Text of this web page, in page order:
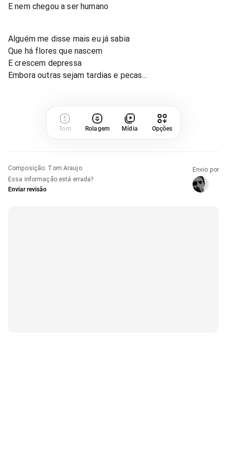
E nem chegou a ser humano
Alguém me disse mais eu já sabia
Que há flores que nascem
E crescem depressa
Embora outras sejam tardias e pecas...
Tom Rolagem Mídia Opções
Composição: Tom Araujo
Essa informação está errada?
Enviar revisão
Envio por